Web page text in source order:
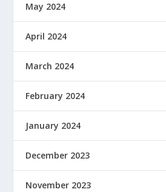
May 2024
April 2024
March 2024
February 2024
January 2024
December 2023
November 2023